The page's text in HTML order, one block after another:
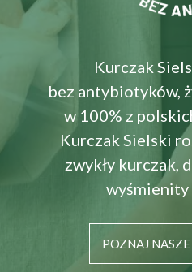
Kurczak
bez antybiotyków,
w 100% z
Kurczak Sielski
zwykły kurczak,
wyśmienity
POZNAJ